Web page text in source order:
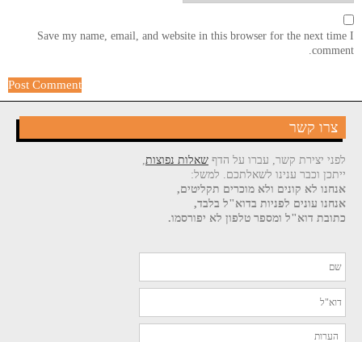
Save my name, email, and website in this browser for the next time I
comment.
צרו קשר
לפני יצירת קשר, עברו על הדף שאלות נפוצות,
ייתכן וכבר ענינו לשאלתכם. למשל:
אנחנו לא קונים ולא מוכרים תקליטים,
אנחנו עונים לפניות בדוא"ל בלבד,
כתובת דוא"ל ומספר טלפון לא יפורסמו.